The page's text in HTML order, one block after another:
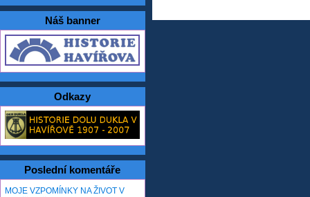
Náš banner
Odkazy
Poslední komentáře
MOJE VZPOMÍNKY NA ŽIVOT V